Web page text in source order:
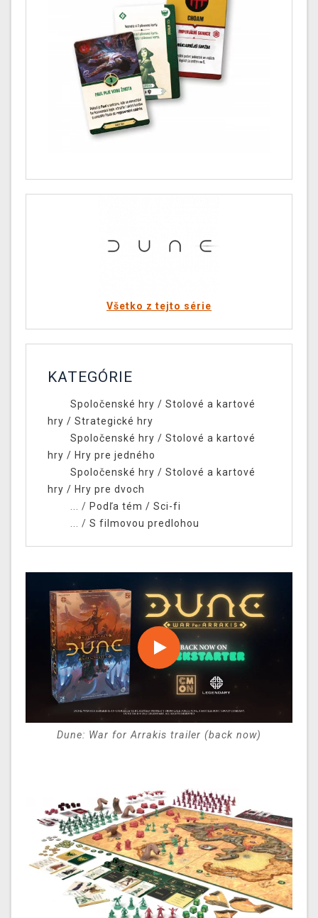
Všetko z tejto série
KATEGÓRIE
Spoločenské hry / Stolové a kartové
hry / Strategické hry
Spoločenské hry / Stolové a kartové
hry / Hry pre jedného
Spoločenské hry / Stolové a kartové
hry / Hry pre dvoch
... / Podľa tém / Sci-fi
... / S filmovou predlohou
Dune: War for Arrakis trailer (back now)